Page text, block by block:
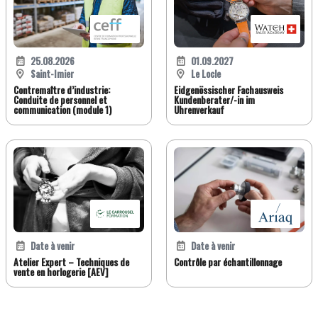
25.08.2026
Saint-Imier
Contremaître d’industrie:
Conduite de personnel et
communication (module 1)
01.09.2027
Le Locle
Eidgenössischer Fachausweis
Kundenberater/-in im
Uhrenverkauf
Date à venir
Atelier Expert – Techniques de
vente en horlogerie [AEV]
Date à venir
Contrôle par échantillonnage